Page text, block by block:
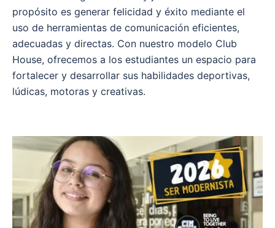
propósito es generar felicidad y éxito mediante el
uso de herramientas de comunicación eficientes,
adecuadas y directas. Con nuestro modelo Club
House, ofrecemos a los estudiantes un espacio para
fortalecer y desarrollar sus habilidades deportivas,
lúdicas, motoras y creativas.